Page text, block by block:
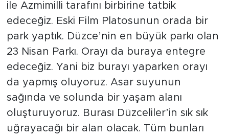
ile Azmimilli tarafını birbirine tatbik
edeceğiz. Eski Film Platosunun orada bir
park yaptık. Düzce’nin en büyük parkı olan
23 Nisan Parkı. Orayı da buraya entegre
edeceğiz. Yani biz burayı yaparken orayı
da yapmış oluyoruz. Asar suyunun
sağında ve solunda bir yaşam alanı
oluşturuyoruz. Burası Düzceliler’in sık sık
uğrayacağı bir alan olacak. Tüm bunları